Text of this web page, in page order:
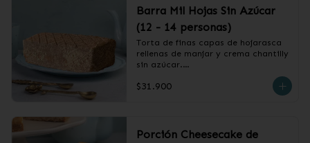
Barra Mil Hojas Sin Azúcar
(12 - 14 personas)
Torta de finas capas de hojarasca
rellenas de manjar y crema chantilly
sin azúcar.
❄️ Producto Congelado
$31.900
Porción Cheesecake de